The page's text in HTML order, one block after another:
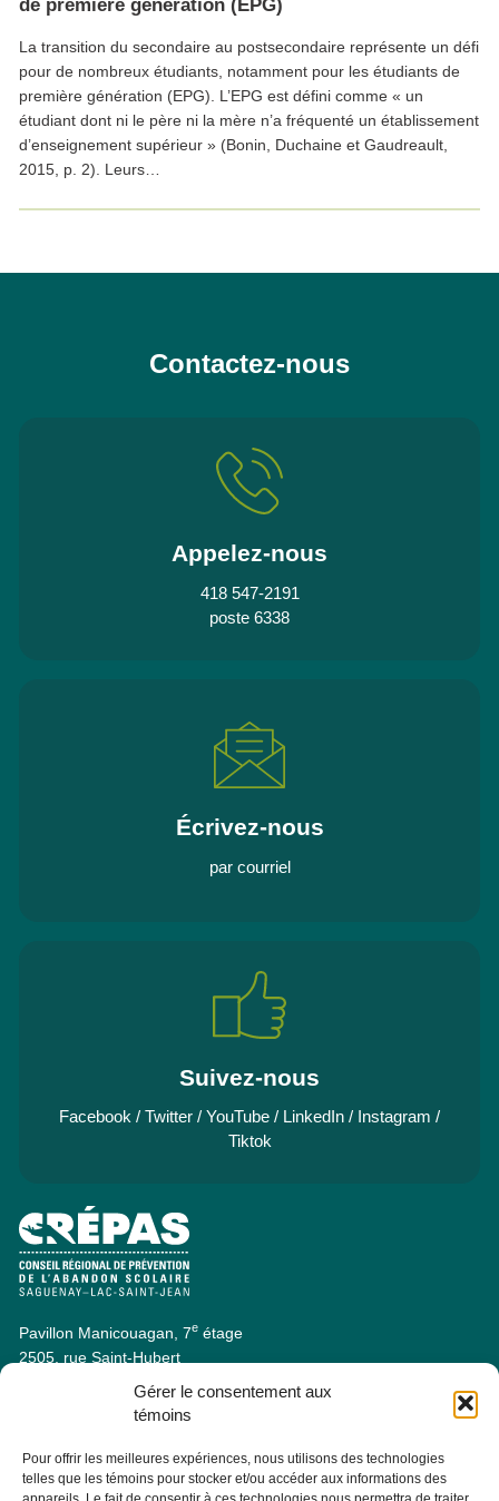
Gérer le consentement aux
témoins
Pour offrir les meilleures expériences, nous utilisons des technologies
telles que les témoins pour stocker et/ou accéder aux informations des
de première génération (EPG)
La transition du secondaire au postsecondaire représente un défi
pour de nombreux étudiants, notamment pour les étudiants de
première génération (EPG). L’EPG est défini comme « un
étudiant dont ni le père ni la mère n’a fréquenté un établissement
d’enseignement supérieur » (Bonin, Duchaine et Gaudreault,
2015, p. 2). Leurs…
Contactez-nous
Appelez-nous
418 547-2191
poste 6338
Écrivez-nous
par courriel
Suivez-nous
Facebook / Twitter / YouTube / LinkedIn / Instagram /
Tiktok
Pavillon Manicouagan, 7e étage
2505, rue Saint-Hubert
Jonquière (Québec) G7X 7W2
Consulter la section À PROPOS - ÉQUIPE pour les coordonnées